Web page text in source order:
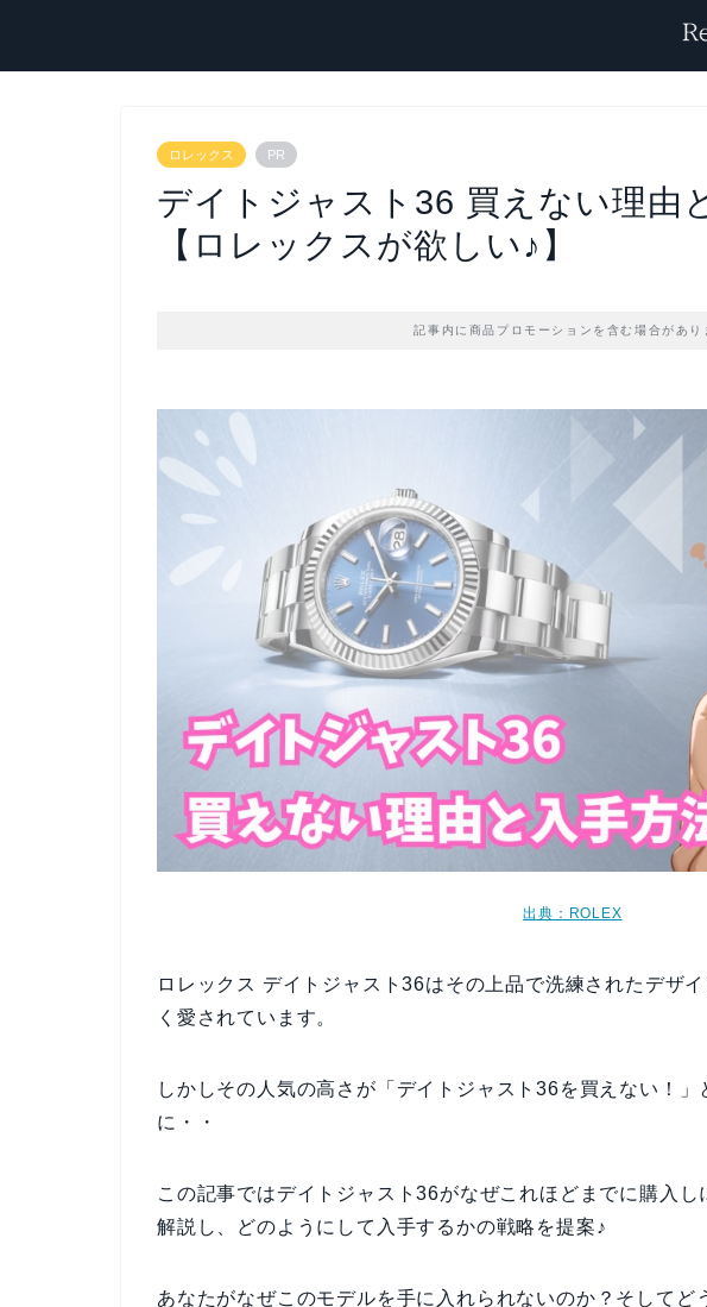
ロレックス PR
デイトジャスト36 買えない理由
【ロレックスが欲しい♪】
記事内に商品プロモーションを含む場合があり
出典：ROLEX
ロレックス デイトジャスト36はその上品で洗練されたデザ
く愛されています。
しかしその人気の高さが「デイトジャスト36を買えない！」
に・・
この記事ではデイトジャスト36がなぜこれほどまでに購入し
解説し、どのようにして入手するかの戦略を提案♪
あなたがなぜこのモデルを手に入れられないのか？そしてど